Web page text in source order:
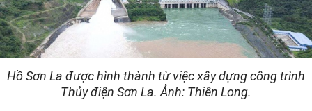
Hồ Sơn La được hình thành từ việc xây dựng công trình
Thủy điện Sơn La. Ảnh: Thiên Long.